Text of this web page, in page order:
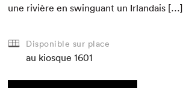
une riv­ière en swinguant un Irlandais […]
Disponible sur place
au kiosque 1601